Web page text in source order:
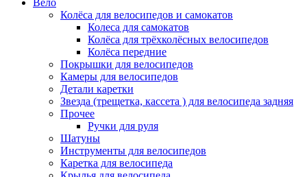
Вело
Колёса для велосипедов и самокатов
Колеса для самокатов
Колёса для трёхколёсных велосипедов
Колёса передние
Покрышки для велосипедов
Камеры для велосипедов
Детали каретки
Звезда (трещетка, кассета ) для велосипеда задняя
Прочее
Ручки для руля
Шатуны
Инструменты для велосипедов
Каретка для велосипеда